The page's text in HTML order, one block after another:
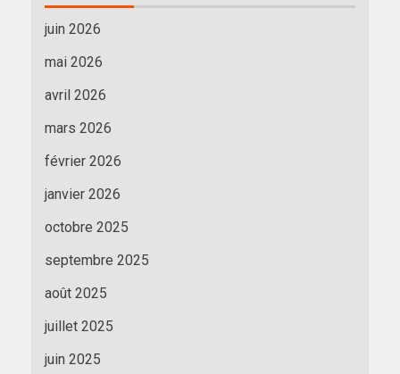
juin 2026
mai 2026
avril 2026
mars 2026
février 2026
janvier 2026
octobre 2025
septembre 2025
août 2025
juillet 2025
juin 2025